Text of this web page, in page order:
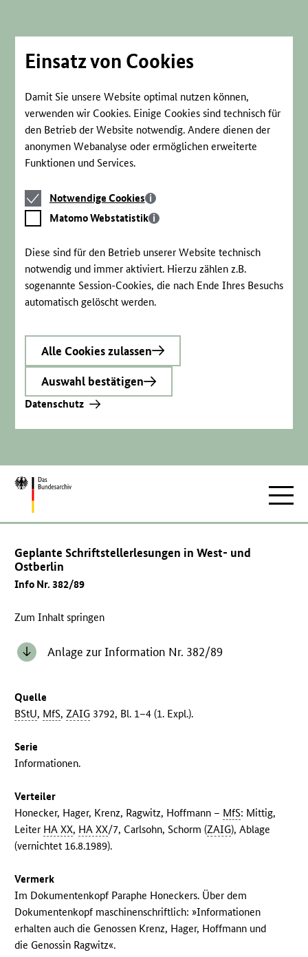
Einsatz von Cookies
Damit Sie unsere Website optimal nutzen können,
verwenden wir Cookies. Einige Cookies sind technisch für
den Betrieb der Website notwendig. Andere dienen der
anonymen Webanalyse oder ermöglichen erweiterte
Funktionen und Services.
Notwendige
Cookies
Notwendige Cookies
Matomo
Webstatistik
Matomo Webstatistik
Diese sind für den Betrieb unserer Website technisch
notwendig und immer aktiviert. Hierzu zählen z.B.
sogenannte Session-Cookies, die nach Ende Ihres Besuchs
automatisch gelöscht werden.
Alle Cookies zulassen
Auswahl bestätigen
Datenschutz
Zur
Geplante Schriftstellerlesungen in West- und
Ostberlin
Info Nr. 382/89
Zum Inhalt springen
Anlage zur Information Nr. 382/89
Quelle
BStU, MfS,ZAIG 3792, Bl. 1–4 (1. Expl.).
Serie
Informationen.
Verteiler
Honecker, Hager, Krenz, Ragwitz, Hoffmann – MfS: Mittig,
Leiter HA XX, HA XX/7, Carlsohn, Schorm (ZAIG), Ablage
(vernichtet 16.8.1989).
Vermerk
Im Dokumentenkopf Paraphe Honeckers. Über dem
Dokumentenkopf maschinenschriftlich: »Informationen
erhalten auch die Genossen Krenz, Hager, Hoffmann und
die Genossin Ragwitz«.